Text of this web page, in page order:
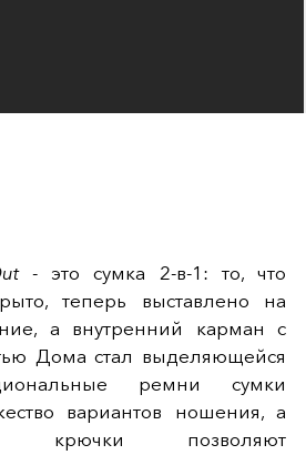
- это сумка 2-в-1: то, что
теперь выставлено на
а внутренний карман с
Дома стал выделяющейся
ремни сумки
вариантов ношения, а
крючки позволяют